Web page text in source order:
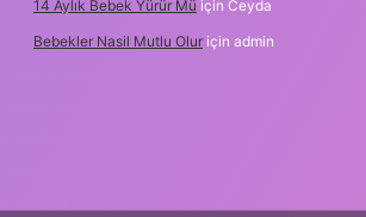
14 Aylık Bebek Yürür Mü için Ceyda
Bebekler Nasil Mutlu Olur için admin